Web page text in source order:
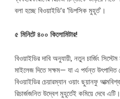
বলা হচ্ছে বিওয়াইডি’র ‘ডিপসিক মুহূর্ত’।
৫ মিনিটে ৪০০ কিলোমিটার!
বিওয়াইডির দাবি অনুযায়ী, নতুন চার্জিং
মাইলেজ দিতে সক্ষম— যা এ পর্যন্ত
বিওয়াইডির চেয়ারম্যান ওয়াং ছুয়ানফু
রিচার্জজনিত উদ্বেগ মুহূর্তেই কমিয়ে দেবে